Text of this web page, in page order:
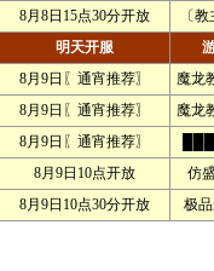
8月8日15点30分开放
〔
明天开服
8月9日〖通宵推荐〗
魔龙
8月9日〖通宵推荐〗
魔龙
8月9日〖通宵推荐〗
8月9日10点开放
仿
8月9日10点30分开放 极